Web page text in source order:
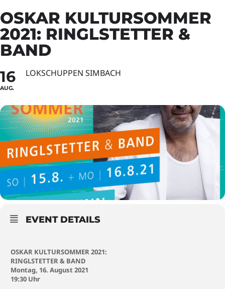
OSKAR KULTURSOMMER
2021: RINGLSTETTER &
BAND
16
AUG.
LOKSCHUPPEN SIMBACH
EVENT DETAILS
OSKAR KULTURSOMMER 2021:
RINGLSTETTER & BAND
Montag, 16. August 2021
19:30 Uhr